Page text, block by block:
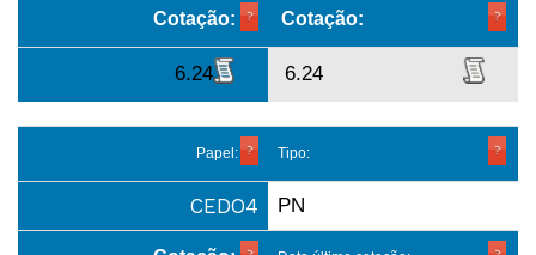
Cotação: Cotação:
6.24 6.24
Papel: Tipo:
CEDO4 PN